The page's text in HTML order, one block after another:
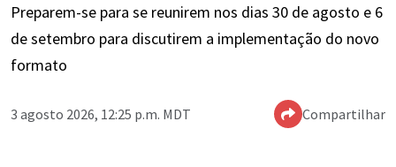
Preparem-se para se reunirem nos dias 30 de agosto e 6
de setembro para discutirem a implementação do novo
formato
3 agosto 2026, 12:25 p.m. MDT Compartilhar